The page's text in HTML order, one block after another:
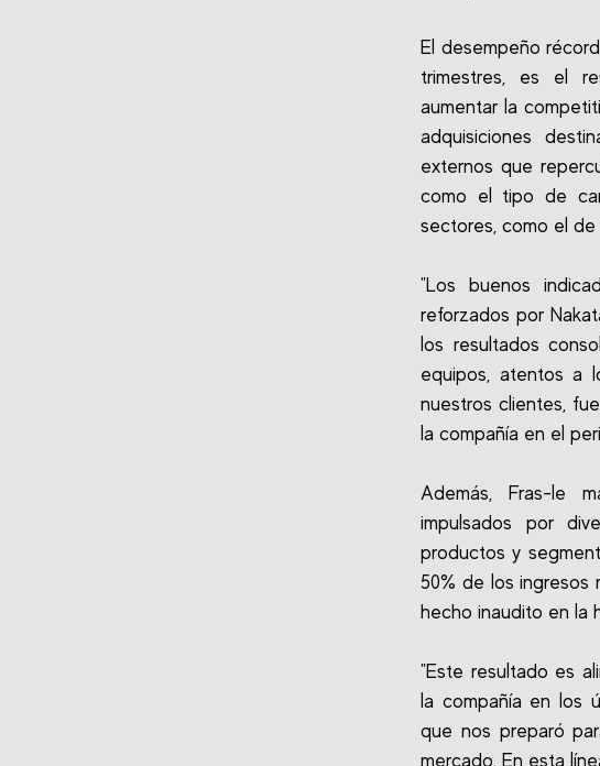
El desempeño
trimestres, es el
aumentar la
adquisiciones
externos que
como el tipo de
sectores, como el de
"Los buenos
reforzados por
los resultados
equipos, atentos a
nuestros clientes,
la compañía en el
Además, Fras-le
impulsados por
productos y
50% de los ingresos
hecho inaudito en la
"Este resultado es
la compañía en los
que nos preparó
mercado. En esta